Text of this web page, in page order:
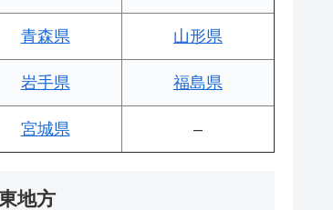
青森県 山形県
岩手県 福島県
宮城県 –
地方